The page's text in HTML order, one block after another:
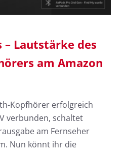
– Lautstärke des
am Amazon
Kopfhörer erfolgreich
verbunden, schaltet
am Fernseher
Nun könnt ihr die